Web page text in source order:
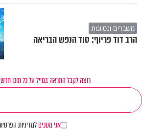
משברים ונסיונות
הרב דוד פריוף: סוד הנפש הבריאה
רוצה לקבל התראה במייל על כל תוכן
אני מסכיםלמדיניות